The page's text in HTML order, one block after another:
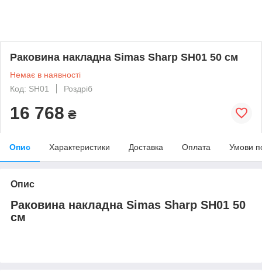
Раковина накладна Simas Sharp SH01 50 см
Немає в наявності
Код: SH01
Роздріб
16 768 ₴
Опис Характеристики Доставка Оплата Умови
Опис
Раковина накладна Simas Sharp SH01 50
см